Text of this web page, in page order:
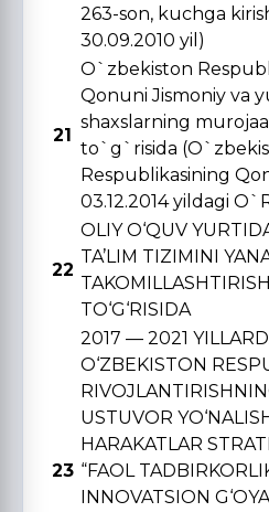
263-son, kuchga
30.09.2010 yil)
21
O`zbekiston
Qonuni Jismoniy va
shaxslarning
to`g`risida
Respublikasining
03.12.2014 yildagi
22
OLIY O‘QUV
TA’LIM TIZIMINI
TAKOMILLASHTIRISH
TO‘G‘RISIDA
23
2017 — 2021
O‘ZBЕKISTON
USTUVOR
HARAKATLAR
“FAOL
INNOVATSION